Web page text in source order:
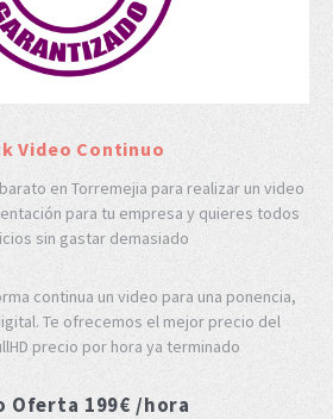
Video Continuo
en Torremejia para realizar un video
para tu empresa y quieres todos
sin gastar demasiado
continua un video para una ponencia,
Te ofrecemos el mejor precio del
precio por hora ya terminado
Oferta 199€ /hora